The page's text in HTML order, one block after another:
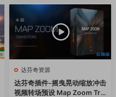
达芬奇资源
达芬奇插件-摇曳晃动缩放冲击
视频转场预设 Map Zoom Tra